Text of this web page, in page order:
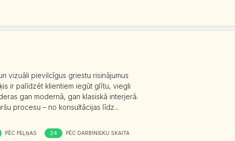
vizuāli pievilcīgus griestu risinājumus
ir palīdzēt klientiem iegūt glītu, viegli
gan modernā, gan klasiskā interjerā.
procesu – no konsultācijas līdz...
PĒC PEĻŅAS 24 PĒC DARBINIEKU SKAITA